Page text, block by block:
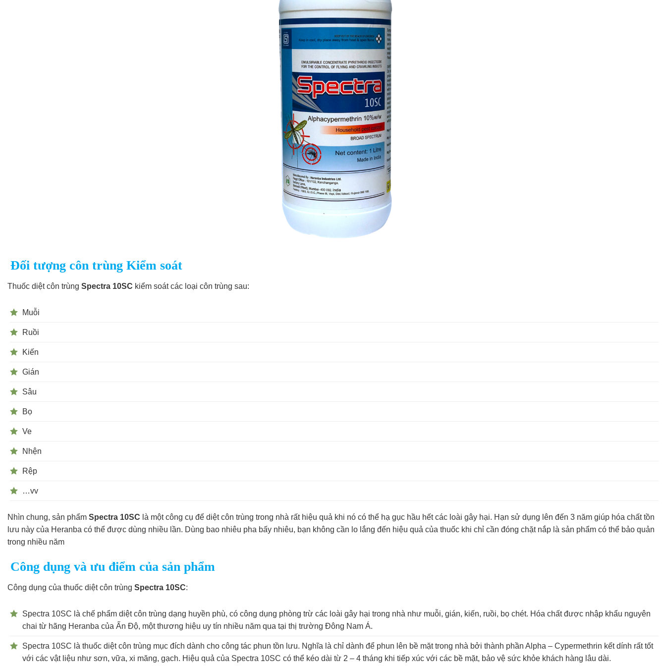
Đối tượng côn trùng Kiểm soát
Thuốc diệt côn trùng Spectra 10SC kiểm soát các loại côn trùng sau:
Muỗi
Ruồi
Kiến
Gián
Sâu
Bọ
Ve
Nhện
Rệp
…vv
Nhìn chung, sản phẩm Spectra 10SC là một công cụ để diệt côn trùng trong nhà rất hiệu quả khi nó có thể hạ gục hầu hết các loài gây hại. Hạn sử dụng lên đến 3 năm giúp hóa chất tồn
lưu này của Heranba có thể được dùng nhiều lần. Dùng bao nhiêu pha bấy nhiêu, bạn không cần lo lắng đến hiệu quả của thuốc khi chỉ cần đóng chặt nắp là sản phẩm có thể bảo quản
trong nhiều năm
Công dụng và ưu điểm của sản phẩm
Công dụng của thuốc diệt côn trùng Spectra 10SC:
Spectra 10SC là chế phẩm diệt côn trùng dạng huyền phù, có công dụng phòng trừ các loài gây hại trong nhà như muỗi, gián, kiến, ruồi, bọ chét. Hóa chất được nhập khẩu nguyên
chai từ hãng Heranba của Ấn Độ, một thương hiệu uy tín nhiều năm qua tại thị trường Đông Nam Á.
Spectra 10SC là thuốc diệt côn trùng mục đích dành cho công tác phun tồn lưu. Nghĩa là chỉ dành để phun lên bề mặt trong nhà bởi thành phần Alpha – Cypermethrin kết dính rất tốt
với các vật liệu như sơn, vữa, xi măng, gạch. Hiệu quả của Spectra 10SC có thể kéo dài từ 2 – 4 tháng khi tiếp xúc với các bề mặt, bảo vệ sức khỏe khách hàng lâu dài.